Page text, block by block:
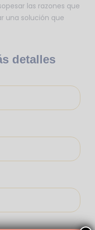
las razones que
una solución que
detalles